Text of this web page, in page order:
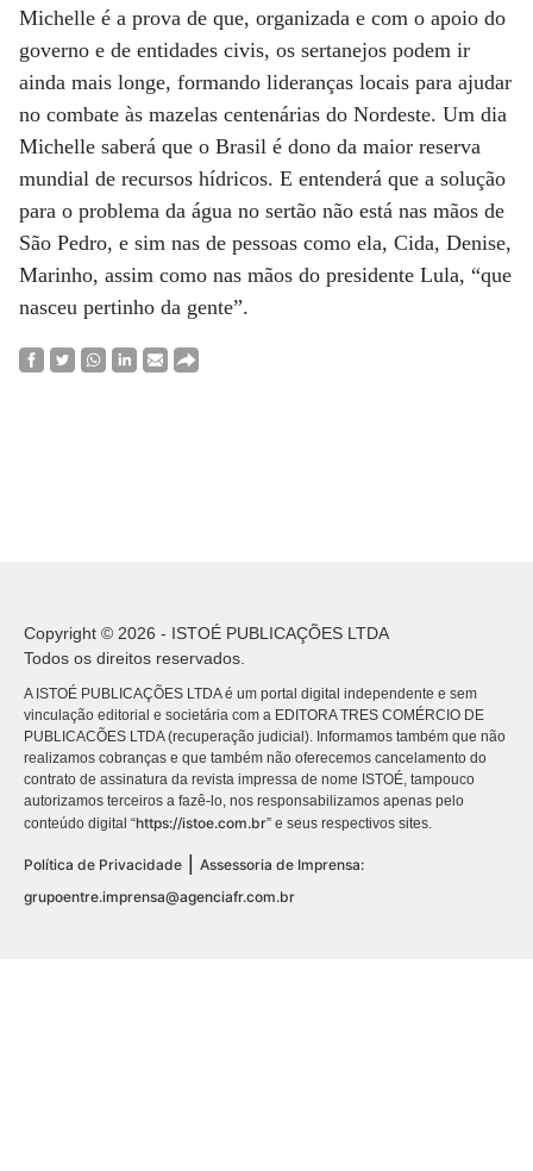
Michelle é a prova de que, organizada e com o apoio do
governo e de entidades civis, os sertanejos podem ir
ainda mais longe, formando lideranças locais para ajudar
no combate às mazelas centenárias do Nordeste. Um dia
Michelle saberá que o Brasil é dono da maior reserva
mundial de recursos hídricos. E entenderá que a solução
para o problema da água no sertão não está nas mãos de
São Pedro, e sim nas de pessoas como ela, Cida, Denise,
Marinho, assim como nas mãos do presidente Lula, “que
nasceu pertinho da gente”.
Copyright © 2026 - ISTOÉ PUBLICAÇÕES LTDA
Todos os direitos reservados.
A ISTOÉ PUBLICAÇÕES LTDA é um portal digital independente e sem
vinculação editorial e societária com a EDITORA TRES COMÉRCIO DE
PUBLICACÕES LTDA (recuperação judicial). Informamos também que não
realizamos cobranças e que também não oferecemos cancelamento do
contrato de assinatura da revista impressa de nome ISTOÉ, tampouco
autorizamos terceiros a fazê-lo, nos responsabilizamos apenas pelo
conteúdo digital “https://istoe.com.br” e seus respectivos sites.
Política de Privacidade
Assessoria de Imprensa:
grupoentre.imprensa@agenciafr.com.br